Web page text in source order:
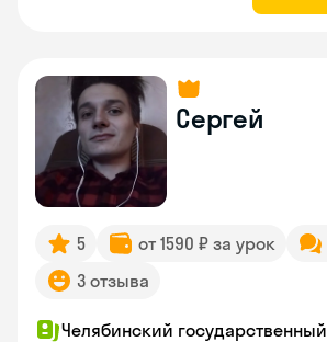
Сергей
5 от 1590 ₽ за урок
3 отзыва
Челябинский государственный